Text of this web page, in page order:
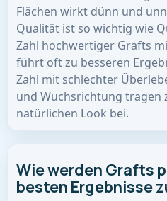
Flächen wirkt dünn und
Qualität ist so wichtig wie
Zahl hochwertiger Grafts
führt oft zu besseren
Zahl mit schlechter
und Wuchsrichtung tragen
natürlichen Look bei.
Wie werden Grafts
besten Ergebnisse